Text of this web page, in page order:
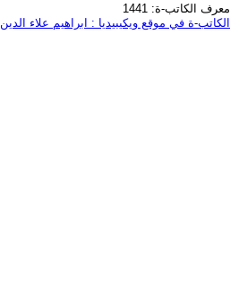
معرف الكاتب-ة: 1441
الكاتب-ة في موقع ويكيبيديا : ابراهيم علاء الدين